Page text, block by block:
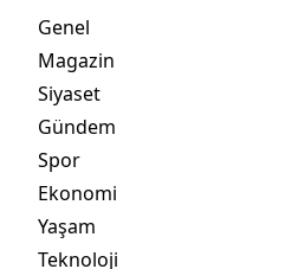
Genel
Magazin
Siyaset
Gündem
Spor
Ekonomi
Yaşam
Teknoloji